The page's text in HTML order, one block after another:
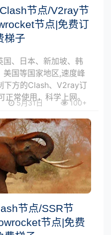
节点/V2ray节
节点|免费订
梯子
国、日本、新加坡、韩
国等国家地区,速度峰
下方的Clash、V2ray订
常使用，科学上网。
5月31日 100+
节点/SSR节
节点|免费